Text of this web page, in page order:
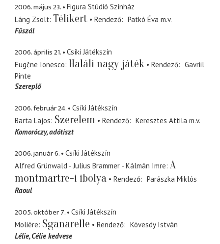
2006. május 23.
Figura Stúdió Színház
Láng Zsolt Télikert Rendező Patkó Éva m.v.
Fűszál
2006. április 21.
Csíki Játékszín
Eugčne Ionesco Haláli nagy játék Rendező
Gavriil
Pinte
Szereplő
2006. február 24.
Csíki Játékszín
Barta Lajos Szerelem Rendező Keresztes Attila m.v.
Komoróczy adótiszt
2006. január 6.
Csíki Játékszín
Alfred Grünwald - Julius Brammer - Kálmán Imre A
montmartre-i ibolya
Rendező
Parászka Miklós
Raoul
2005. október 7.
Csíki Játékszín
Molière Sganarelle Rendező
Kövesdy István
Lélie Célie kedvese